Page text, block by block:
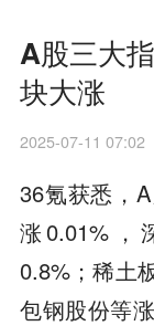
A股三大
块大涨
2025-07-11 07:02
36氪获悉，
涨0.01%，
0.8%；稀土
包钢股份等